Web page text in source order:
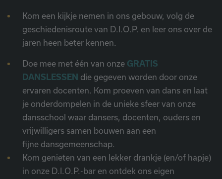
Kom een kijkje nemen in ons gebouw, volg de
geschiedenisroute van D.I.O.P. en leer ons over de
jaren heen beter kennen.
Doe mee met één van onze GRATIS
DANSLESSEN die gegeven worden door onze
ervaren docenten. Kom proeven van dans en laat
je onderdompelen in de unieke sfeer van onze
dansschool waar dansers, docenten, ouders en
vrijwilligers samen bouwen aan een
fijne dansgemeenschap.
Kom genieten van een lekker drankje (en/of hapje)
in onze D.I.O.P.-bar en ontdek ons eigen